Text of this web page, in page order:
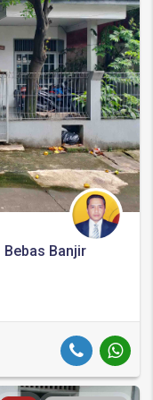
Bebas Banjir